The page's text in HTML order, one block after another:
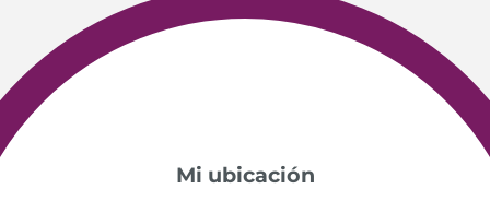
Mi ubicación